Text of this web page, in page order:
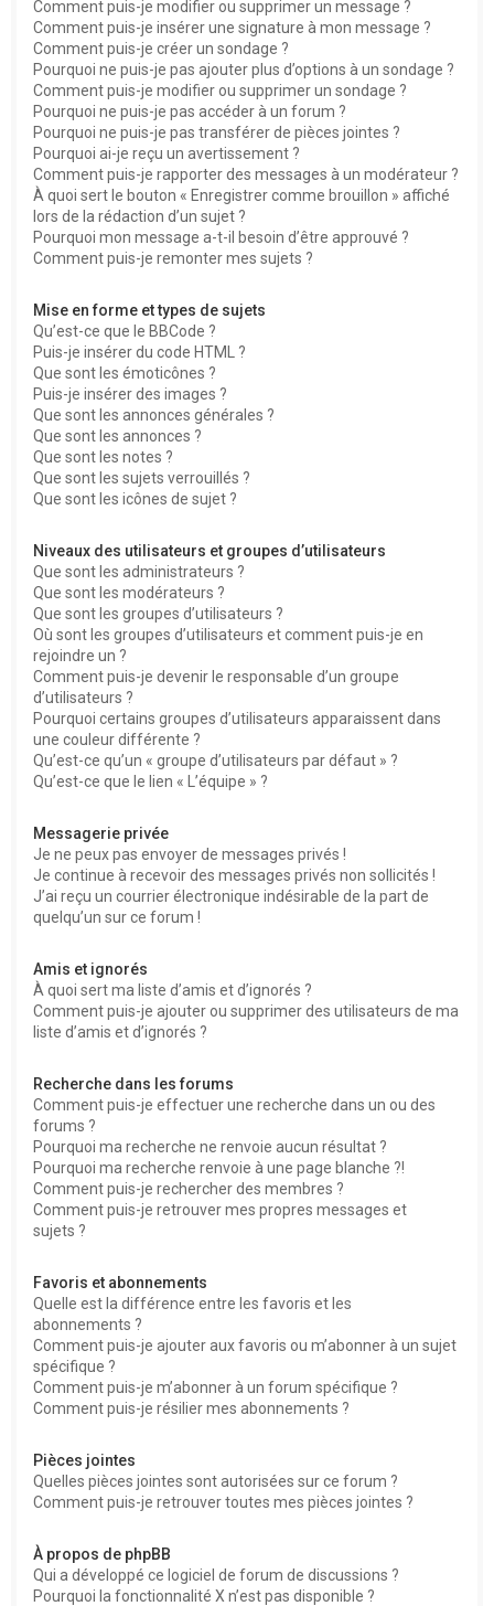
Comment puis-je modifier ou supprimer un message ?
Comment puis-je insérer une signature à mon message ?
Comment puis-je créer un sondage ?
Pourquoi ne puis-je pas ajouter plus d’options à un sondage ?
Comment puis-je modifier ou supprimer un sondage ?
Pourquoi ne puis-je pas accéder à un forum ?
Pourquoi ne puis-je pas transférer de pièces jointes ?
Pourquoi ai-je reçu un avertissement ?
Comment puis-je rapporter des messages à un modérateur ?
À quoi sert le bouton « Enregistrer comme brouillon » affiché
lors de la rédaction d’un sujet ?
Pourquoi mon message a-t-il besoin d’être approuvé ?
Comment puis-je remonter mes sujets ?
Mise en forme et types de sujets
Qu’est-ce que le BBCode ?
Puis-je insérer du code HTML ?
Que sont les émoticônes ?
Puis-je insérer des images ?
Que sont les annonces générales ?
Que sont les annonces ?
Que sont les notes ?
Que sont les sujets verrouillés ?
Que sont les icônes de sujet ?
Niveaux des utilisateurs et groupes d’utilisateurs
Que sont les administrateurs ?
Que sont les modérateurs ?
Que sont les groupes d’utilisateurs ?
Où sont les groupes d’utilisateurs et comment puis-je en
rejoindre un ?
Comment puis-je devenir le responsable d’un groupe
d’utilisateurs ?
Pourquoi certains groupes d’utilisateurs apparaissent dans
une couleur différente ?
Qu’est-ce qu’un « groupe d’utilisateurs par défaut » ?
Qu’est-ce que le lien « L’équipe » ?
Messagerie privée
Je ne peux pas envoyer de messages privés !
Je continue à recevoir des messages privés non sollicités !
J’ai reçu un courrier électronique indésirable de la part de
quelqu’un sur ce forum !
Amis et ignorés
À quoi sert ma liste d’amis et d’ignorés ?
Comment puis-je ajouter ou supprimer des utilisateurs de ma
liste d’amis et d’ignorés ?
Recherche dans les forums
Comment puis-je effectuer une recherche dans un ou des
forums ?
Pourquoi ma recherche ne renvoie aucun résultat ?
Pourquoi ma recherche renvoie à une page blanche ?!
Comment puis-je rechercher des membres ?
Comment puis-je retrouver mes propres messages et
sujets ?
Favoris et abonnements
Quelle est la différence entre les favoris et les
abonnements ?
Comment puis-je ajouter aux favoris ou m’abonner à un sujet
spécifique ?
Comment puis-je m’abonner à un forum spécifique ?
Comment puis-je résilier mes abonnements ?
Pièces jointes
Quelles pièces jointes sont autorisées sur ce forum ?
Comment puis-je retrouver toutes mes pièces jointes ?
À propos de phpBB
Qui a développé ce logiciel de forum de discussions ?
Pourquoi la fonctionnalité X n’est pas disponible ?